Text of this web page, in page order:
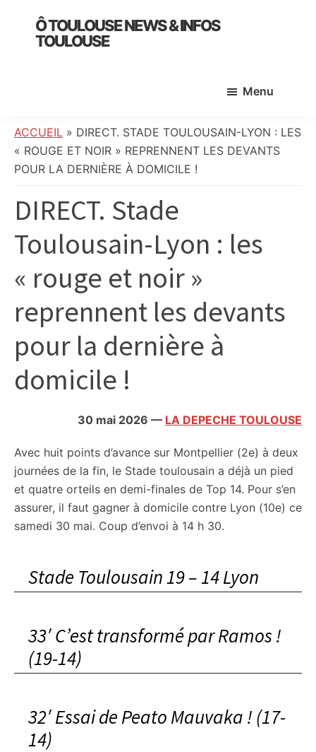
primary
Ô TOULOUSE NEWS & INFOS
TOULOUSE
:
info
locale,
culture,
politique,
météo,
divers
initiatives
citoyennes
Menu
ACCUEIL » DIRECT. STADE TOULOUSAIN-LYON : LES
« ROUGE ET NOIR » REPRENNENT LES DEVANTS
POUR LA DERNIÈRE À DOMICILE !
DIRECT. Stade
Toulousain-Lyon : les
« rouge et noir »
reprennent les devants
pour la dernière à
domicile !
30 mai 2026 — LA DEPECHE TOULOUSE
Avec huit points d’avance sur Montpellier (2e) à deux
journées de la fin, le Stade toulousain a déjà un pied
et quatre orteils en demi-finales de Top 14. Pour s’en
assurer, il faut gagner à domicile contre Lyon (10e) ce
samedi 30 mai. Coup d’envoi à 14 h 30.
Stade Toulousain 19 – 14 Lyon
33′ C’est transformé par Ramos !
(19-14)
32′ Essai de Peato Mauvaka ! (17-
14)